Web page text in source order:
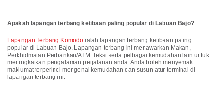
Apakah lapangan terbang ketibaan paling popular di Labuan Bajo?
Lapangan Terbang Komodo ialah lapangan terbang ketibaan paling
popular di Labuan Bajo. Lapangan terbang ini menawarkan Makan,
Perkhidmatan Perbankan/ATM, Teksi serta pelbagai kemudahan lain untuk
meningkatkan pengalaman perjalanan anda. Anda boleh menyemak
maklumat terperinci mengenai kemudahan dan susun atur terminal di
lapangan terbang ini.